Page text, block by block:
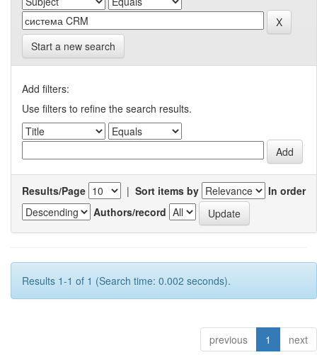
Start a new search
Add filters:
Use filters to refine the search results.
Results/Page | Sort items by
In order
Authors/record
Results 1-1 of 1 (Search time: 0.002 seconds).
previous 1 next